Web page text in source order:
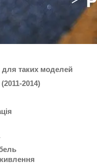
для таких моделей
2014)